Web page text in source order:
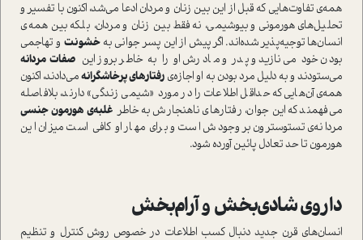
همه‌ی تفاوت‌هایی که قبل از این بین زنان و مردان ادعا می‌شد، اکنون با تفسیر و
تحلیل‌های هورمونی و بیوشیمی، نه فقط بین زنان و مردان، بلکه بین همه‌ی
انسان‌ها توجیه‌پذیر شده‌اند. اگر پیش از این پسر جوانی بهخشونت و تهاجمی
بودن خود می‌نازید و پدر و مادرش او را به خاطر بروز این صفات مردانه
می‌ستودند و به دلیل مرد بودن به او اجازه‌ی رفتارهای پرخاشگرانهمی‌دادند، اکنون
همه‌ی آن‌هایی که حداقل اطلاعات را در مورد «شیمی زندگی» دارند، بلافاصله
می‌فهمند که این جوان، رفتارهای ناهنجارش به خاطر غلبه‌ی هورمون جنسی
مردانه‌ی تستوسترون بر وجودش است و برای مهار او کافی است میزان این
هورمون تا حد تعادل پائین آورده شود.
داروی شادی‌بخش و آرام‌بخش
انسان‌های قرن جدید دنبال کسب اطلاعات در خصوص روش کنترل و تنظیم